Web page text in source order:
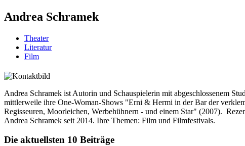
Andrea Schramek
Theater
Literatur
Film
Andrea Schramek ist Autorin und Schauspielerin mit abgeschlossenem
mittlerweile ihre One-Woman-Shows "Erni & Hermi in der Bar der
Regisseuren, Moorleichen, Werbehühnern - und einem Star" (2007).
Andrea Schramek seit 2014. Ihre Themen: Film und Filmfestivals.
Die aktuellsten 10 Beiträge